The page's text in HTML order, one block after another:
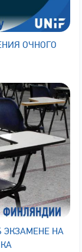
ОЧНОГО
ЭКЗАМЕНЕ НА